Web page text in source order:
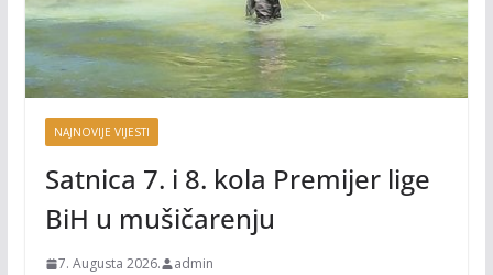
NAJNOVIJE VIJESTI
Satnica 7. i 8. kola Premijer lige
BiH u mušičarenju
7. Augusta 2026. admin